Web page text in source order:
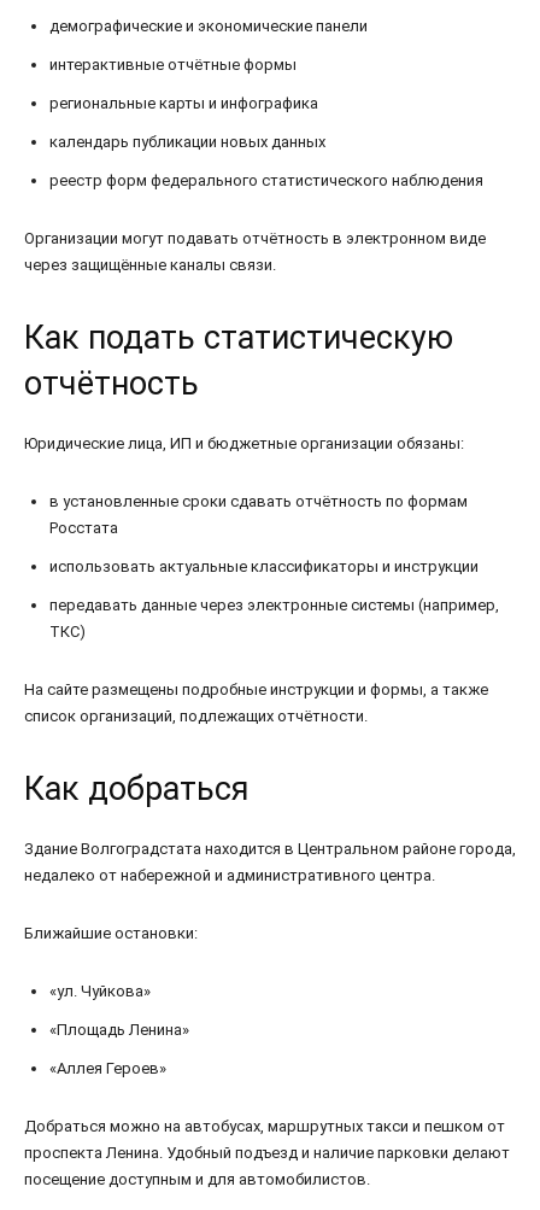
демографические и экономические панели
интерактивные отчётные формы
региональные карты и инфографика
календарь публикации новых данных
реестр форм федерального статистического наблюдения
Организации могут подавать отчётность в электронном виде
через защищённые каналы связи.
Как подать статистическую
отчётность
Юридические лица, ИП и бюджетные организации обязаны:
в установленные сроки сдавать отчётность по формам
Росстата
использовать актуальные классификаторы и инструкции
передавать данные через электронные системы (например,
ТКС)
На сайте размещены подробные инструкции и формы, а также
список организаций, подлежащих отчётности.
Как добраться
Здание Волгоградстата находится в Центральном районе города,
недалеко от набережной и административного центра.
Ближайшие остановки:
«ул. Чуйкова»
«Площадь Ленина»
«Аллея Героев»
Добраться можно на автобусах, маршрутных такси и пешком от
проспекта Ленина. Удобный подъезд и наличие парковки делают
посещение доступным и для автомобилистов.